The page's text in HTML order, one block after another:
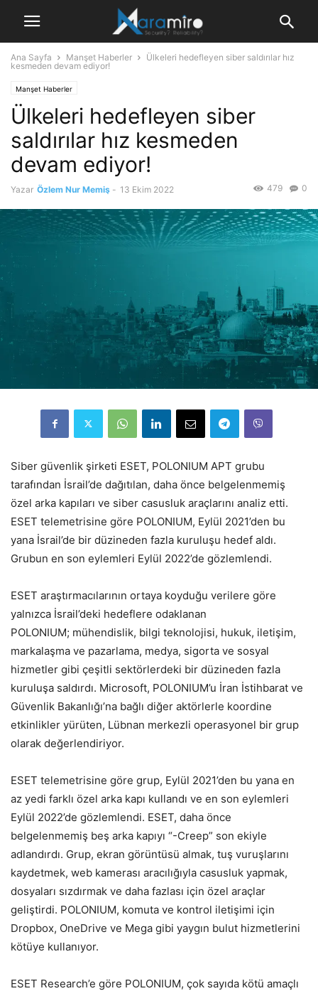
Ana Sayfa Manşet Haberler
Ülkeleri hedefleyen siber saldırılar hız
kesmeden devam ediyor!
Manşet Haberler
Ülkeleri hedefleyen siber
saldırılar hız kesmeden
devam ediyor!
Yazar Özlem Nur Memiş - 13 Ekim 2022 0
479
Siber güvenlik şirketi ESET, POLONIUM APT grubu
tarafından İsrail’de dağıtılan, daha önce belgelenmemiş
özel arka kapıları ve siber casusluk araçlarını analiz etti.
ESET telemetrisine göre POLONIUM, Eylül 2021’den bu
yana İsrail’de bir düzineden fazla kuruluşu hedef aldı.
Grubun en son eylemleri Eylül 2022’de gözlemlendi.
ESET araştırmacılarının ortaya koyduğu verilere göre
yalnızca İsrail’deki hedeflere odaklanan
POLONIUM; mühendislik, bilgi teknolojisi, hukuk, iletişim,
markalaşma ve pazarlama, medya, sigorta ve sosyal
hizmetler gibi çeşitli sektörlerdeki bir düzineden fazla
kuruluşa saldırdı. Microsoft, POLONIUM’u İran İstihbarat ve
Güvenlik Bakanlığı’na bağlı diğer aktörlerle koordine
etkinlikler yürüten, Lübnan merkezli operasyonel bir grup
olarak değerlendiriyor.
ESET telemetrisine göre grup, Eylül 2021’den bu yana en
az yedi farklı özel arka kapı kullandı ve en son eylemleri
Eylül 2022’de gözlemlendi. ESET, daha önce
belgelenmemiş beş arka kapıyı “-Creep” son ekiyle
adlandırdı. Grup, ekran görüntüsü almak, tuş vuruşlarını
kaydetmek, web kamerası aracılığıyla casusluk yapmak,
dosyaları sızdırmak ve daha fazlası için özel araçlar
geliştirdi. POLONIUM, komuta ve kontrol iletişimi için
Dropbox, OneDrive ve Mega gibi yaygın bulut hizmetlerini
kötüye kullanıyor.
ESET Research’e göre POLONIUM, çok sayıda kötü amaçlı